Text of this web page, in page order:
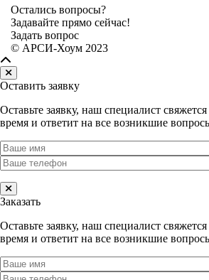
Остались вопросы?
Задавайте прямо сейчас!
Задать вопрос
© АРСИ-Хоум 2023
Оставить заявку
Оставьте заявку, наш специалист
время и ответит на все возникшие
Заказать
Оставьте заявку, наш специалист
время и ответит на все возникшие